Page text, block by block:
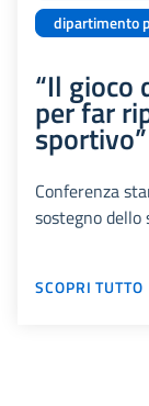
dipartimento
“Il gioco
per far
sportivo”
Conferenza
sostegno
SCOPRI TUTTO